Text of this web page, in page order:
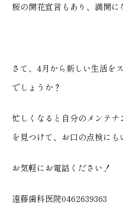
桜の開花宣言もあり、満開に
さて、4月から新しい生活を
でしょうか？
忙しくなると自分のメンテ
を見つけて、お口の点検にも
お気軽にお電話ください！
遠藤歯科医院0462639363